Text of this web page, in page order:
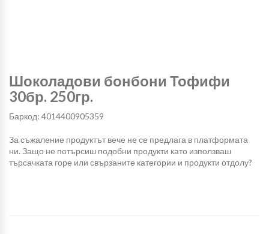
Шоколадови бонбони Тофифи
30бр. 250гр.
Баркод: 4014400905359
За съжаление продуктът вече не се предлага в платформата
ни. Защо не потърсиш подобни продукти като използваш
търсачката горе или свързаните категории и продукти отдолу?